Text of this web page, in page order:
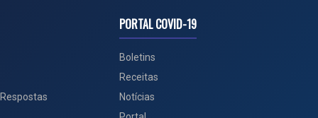
PORTAL COVID-19
Boletins
Receitas
Notícias